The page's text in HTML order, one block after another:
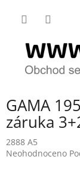
GAMA
záruka
2888 A5
Průměrné
Neohodnoceno